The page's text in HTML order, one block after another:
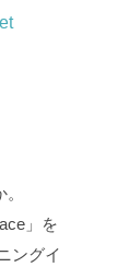
」を
ングイ